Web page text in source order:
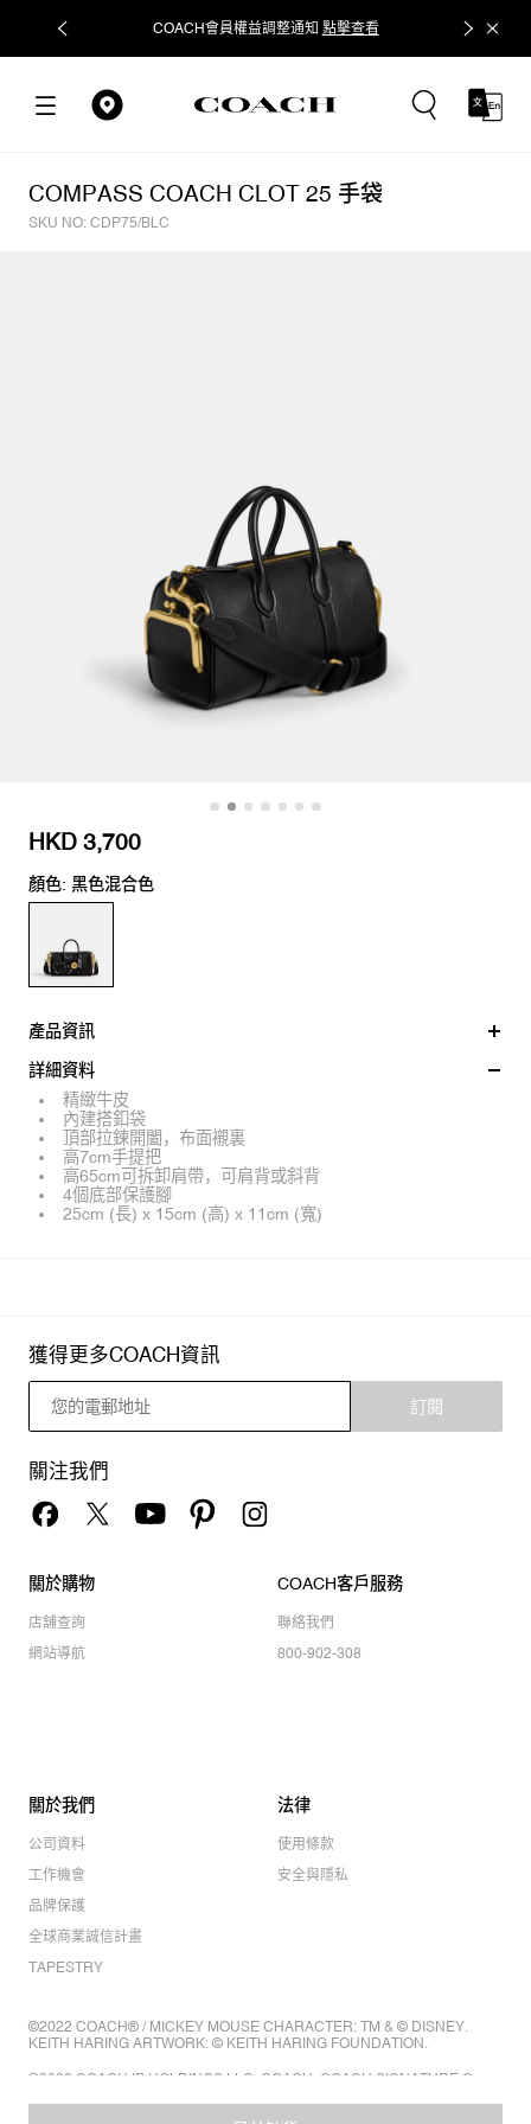
COACH會員權益調整通知 點擊查看 立即追蹤
COMPASS COACH CLOT 25 手袋
SKU NO: CDP75/BLC
HKD 3,700
顏色: 黑色混合色
產品資訊
詳細資料
精緻牛皮
內建搭釦袋
頂部拉鍊開闔，布面襯裏
高7cm手提把
高65cm可拆卸肩帶，可肩背或斜背
4個底部保護腳
25cm (長) x 15cm (高) x 11cm (寬)
獲得更多COACH資訊
訂閱
關注我們
關於購物
店舖查詢
網站導航
COACH客戶服務
聯絡我們
800-902-308
關於我們
公司資料
工作機會
品牌保護
全球商業誠信計畫
TAPESTRY
法律
使用條款
安全與隱私
©2022 COACH® / MICKEY MOUSE CHARACTER: TM & © DISNEY.
KEITH HARING ARTWORK: © KEITH HARING FOUNDATION.
©2022 COACH IP HOLDINGS LLC. COACH, COACH SIGNATURE C